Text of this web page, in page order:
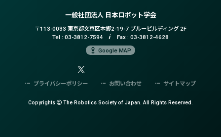
一般社団法人 日本ロボット学会
〒113-0033 東京都文京区本郷2-19-7 ブルービルディング 2F
Tel :03-3812-7594 Fax : 03-3812-4628
Google MAP
プライバシーポリシー お問い合わせ サイトマップ
Copyrights The Robotics Society of Japan. All Rights Reserved.